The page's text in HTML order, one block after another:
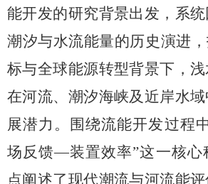
能开发的研究背景出发，系
潮汐与水流能量的历史演进，
标与全球能源转型背景下，
在河流、潮汐海峡及近岸水
展潜力。围绕流能开发过程
场反馈—装置效率”这一核心
点阐述了现代潮流与河流能